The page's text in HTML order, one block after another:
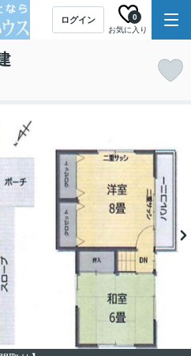
ログイン
お気に入り
0